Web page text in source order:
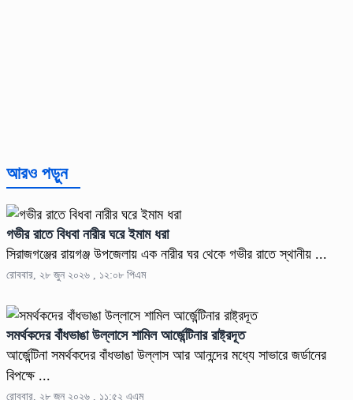
আরও পড়ুন
গভীর রাতে বিধবা নারীর ঘরে ইমাম ধরা
সিরাজগঞ্জের রায়গঞ্জ উপজেলায় এক নারীর ঘর থেকে গভীর রাতে স্থানীয় ...
রোববার, ২৮ জুন ২০২৬ , ১২:০৮ পিএম
সমর্থকদের বাঁধভাঙা উল্লাসে শামিল আর্জেন্টিনার রাষ্ট্রদূত
আর্জেন্টিনা সমর্থকদের বাঁধভাঙা উল্লাস আর আনন্দের মধ্যে সাভারে জর্ডানের
বিপক্ষে ...
রোববার, ২৮ জুন ২০২৬ , ১১:৫২ এএম